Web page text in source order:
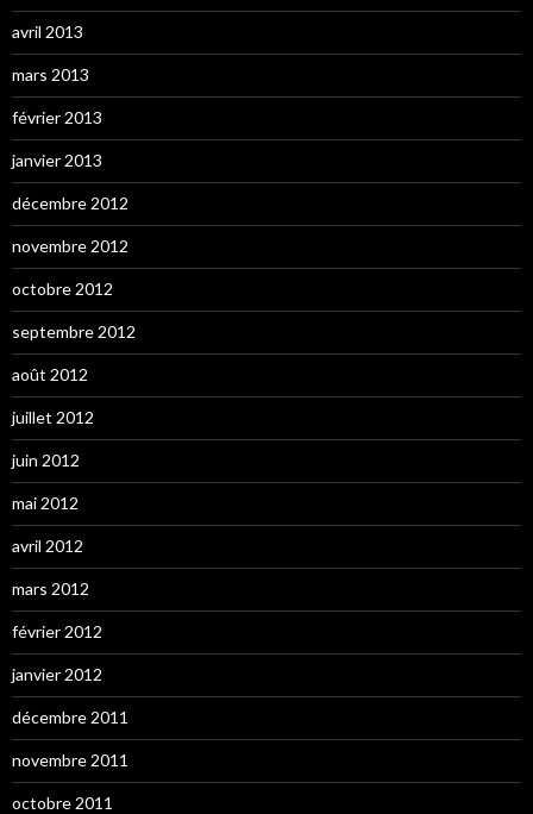
avril 2013
mars 2013
février 2013
janvier 2013
décembre 2012
novembre 2012
octobre 2012
septembre 2012
août 2012
juillet 2012
juin 2012
mai 2012
avril 2012
mars 2012
février 2012
janvier 2012
décembre 2011
novembre 2011
octobre 2011